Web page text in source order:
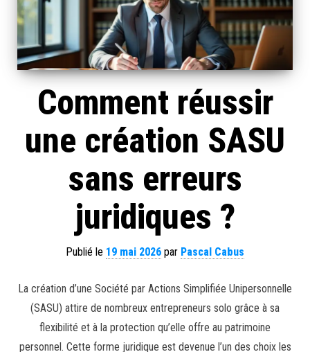
Comment réussir
une création SASU
sans erreurs
juridiques ?
Publié le 19 mai 2026 par Pascal Cabus
La création d’une Société par Actions Simplifiée Unipersonnelle
(SASU) attire de nombreux entrepreneurs solo grâce à sa
flexibilité et à la protection qu’elle offre au patrimoine
personnel. Cette forme juridique est devenue l’un des choix les